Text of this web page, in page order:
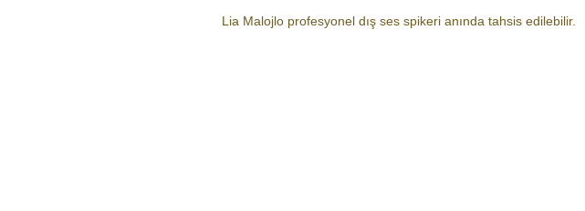
Lia Malojlo profesyonel dış ses spikeri anında tahsis edilebilir.